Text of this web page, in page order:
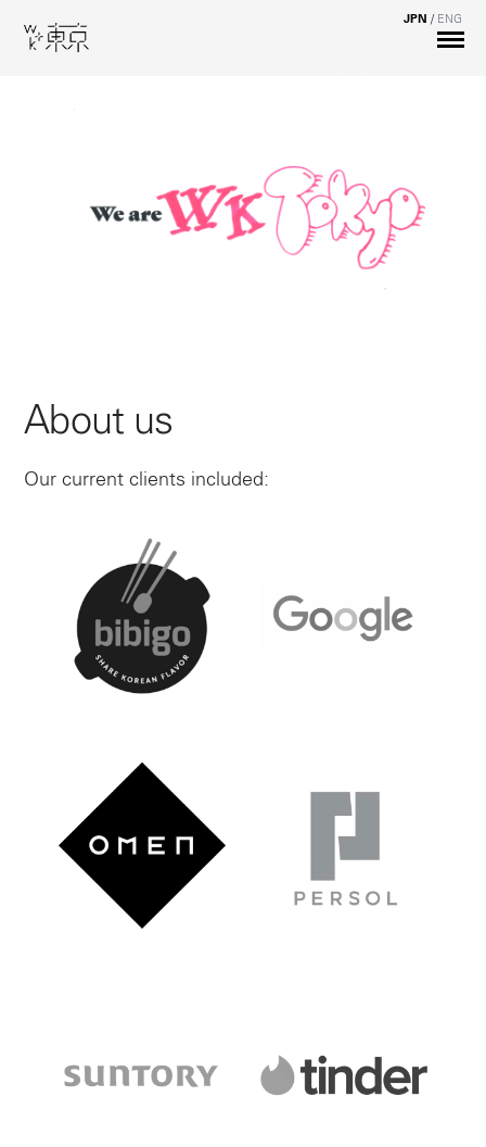
JPN / ENG
About us
Our current clients included: